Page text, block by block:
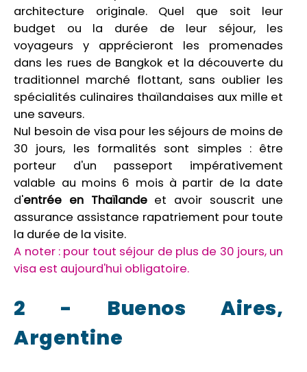
architecture originale. Quel que soit leur
budget ou la durée de leur séjour, les
voyageurs y apprécieront les promenades
dans les rues de Bangkok et la découverte du
traditionnel marché flottant, sans oublier les
spécialités culinaires thaïlandaises aux mille et
une saveurs.
Nul besoin de visa pour les séjours de moins de
30 jours, les formalités sont simples : être
porteur d'un passeport impérativement
valable au moins 6 mois à partir de la date
d'entrée en Thaïlandeet avoir souscrit une
assurance assistance rapatriement pour toute
la durée de la visite.
A noter : pour tout séjour de plus de 30 jours, un
visa est aujourd'hui obligatoire.
2 - Buenos Aires,
Argentine